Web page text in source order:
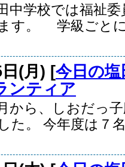
中学校では福祉委
す。 学級ごと
(月) [今日の塩
ンティア
から、しおだっ子
た。 今年度は７